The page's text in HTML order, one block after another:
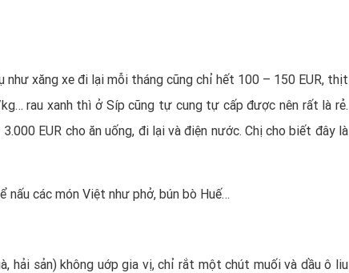
như xăng xe đi lại mỗi tháng cũng chỉ hết 100 – 150 EUR, thịt
rau xanh thì ở Síp cũng tự cung tự cấp được nên rất là rẻ.
EUR cho ăn uống, đi lại và điện nước. Chị cho biết đây là
nấu các món Việt như phở, bún bò Huế…
hải sản) không uớp gia vị, chỉ rắt một chút muối và dầu ô liu